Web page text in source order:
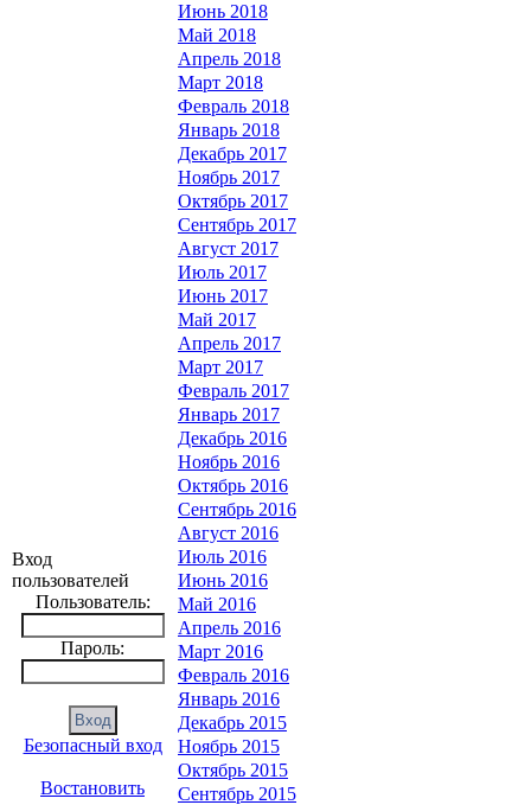
Вход
пользователей
Пользователь:
Пароль:
Безопасный вход
Востановить
Июнь 2018
Май 2018
Апрель 2018
Март 2018
Февраль 2018
Январь 2018
Декабрь 2017
Ноябрь 2017
Октябрь 2017
Сентябрь 2017
Август 2017
Июль 2017
Июнь 2017
Май 2017
Апрель 2017
Март 2017
Февраль 2017
Январь 2017
Декабрь 2016
Ноябрь 2016
Октябрь 2016
Сентябрь 2016
Август 2016
Июль 2016
Июнь 2016
Май 2016
Апрель 2016
Март 2016
Февраль 2016
Январь 2016
Декабрь 2015
Ноябрь 2015
Октябрь 2015
Сентябрь 2015